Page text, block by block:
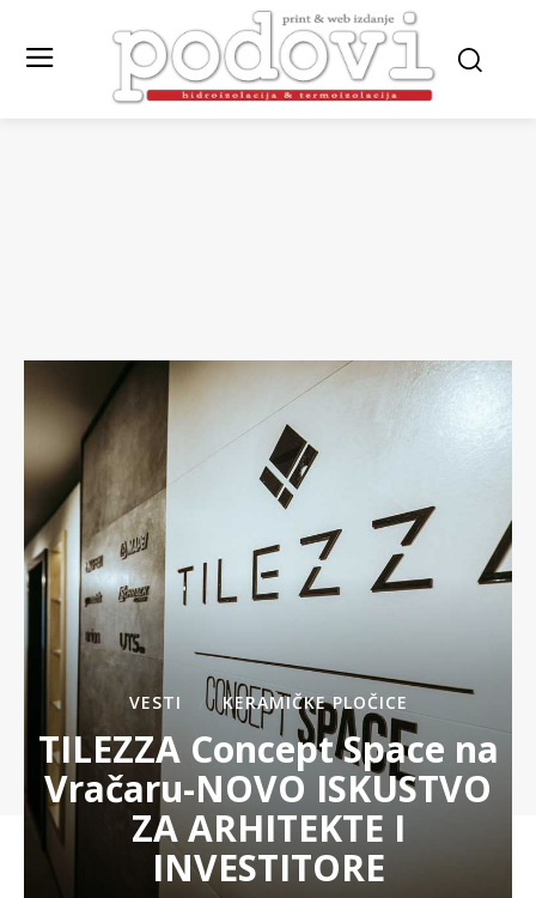
VESTI KERAMIČKE PLOČICE
TILEZZA Concept Space na
Vračaru-NOVO ISKUSTVO
ZA ARHITEKTE I
INVESTITORE